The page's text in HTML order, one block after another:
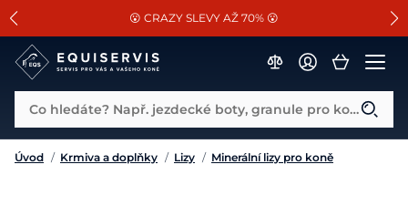
SLEVA 13% na vše od Cassini!
😮 CRAZY SLEVY AŽ 70% 😮
📐Pasování a doplňky k vybraným sedlům ZDARMA 🐴
Co hledáte? Např. jezdecké boty, granule pro koně...
Úvod / Krmiva a doplňky / Lizy / Minerální lizy pro koně